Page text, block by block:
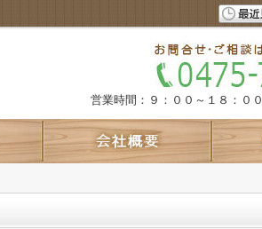
営業時間：９：００～１８：００